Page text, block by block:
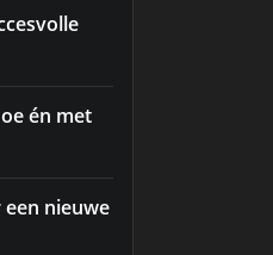
én met
nieuwe